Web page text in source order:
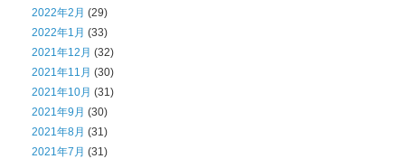
2022年2月 (29)
2022年1月 (33)
2021年12月 (32)
2021年11月 (30)
2021年10月 (31)
2021年9月 (30)
2021年8月 (31)
2021年7月 (31)